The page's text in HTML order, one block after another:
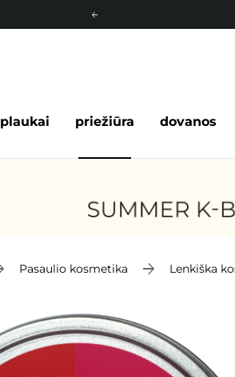
plaukai priežiūra dovanos
Pasaulio kosmetika Lenkiška